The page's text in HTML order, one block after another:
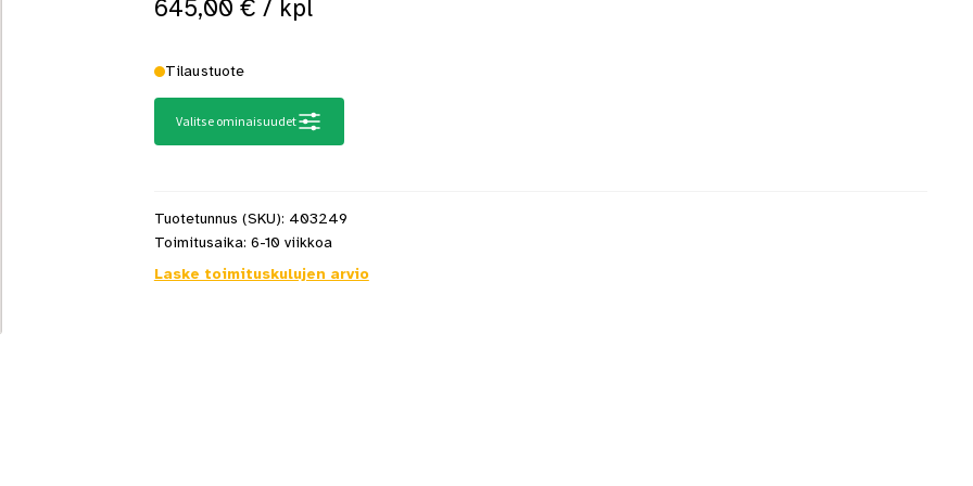
saunan puupinnat taas siisteiksi Usein kysytyt kysymykset (FAQ)
645,00 € / kpl
Tilaustuote
Valitse ominaisuudet
Tuotetunnus (SKU): 403249
Toimitusaika: 6-10 viikkoa
Laske toimituskulujen arvio